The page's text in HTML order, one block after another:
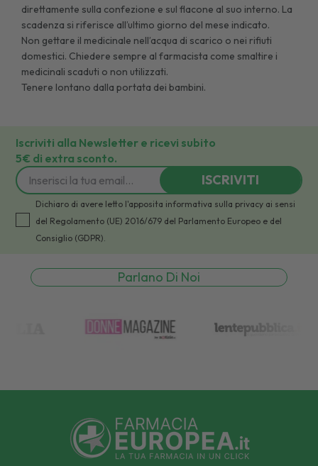
direttamente sulla confezione e sul flacone al suo interno. La
scadenza si riferisce all’ultimo giorno del mese indicato.
Non gettare il medicinale nell’acqua di scarico o nei rifiuti
domestici. Chiedere sempre al farmacista come smaltire i
medicinali scaduti o non utilizzati.
Tenere lontano dalla portata dei bambini.
Iscriviti alla Newsletter e ricevi subito
5€ di extra sconto.
ISCRIVITI
Dichiaro di avere letto l'apposita informativa sulla privacy ai sensi
del Regolamento (UE) 2016/679 del Parlamento Europeo e del
Consiglio (GDPR).
Parlano Di Noi